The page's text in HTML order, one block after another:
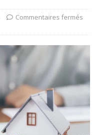
Commentaires fermés